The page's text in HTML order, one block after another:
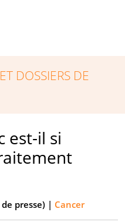
DOSSIERS DE
est-il si
presse) | Cancer